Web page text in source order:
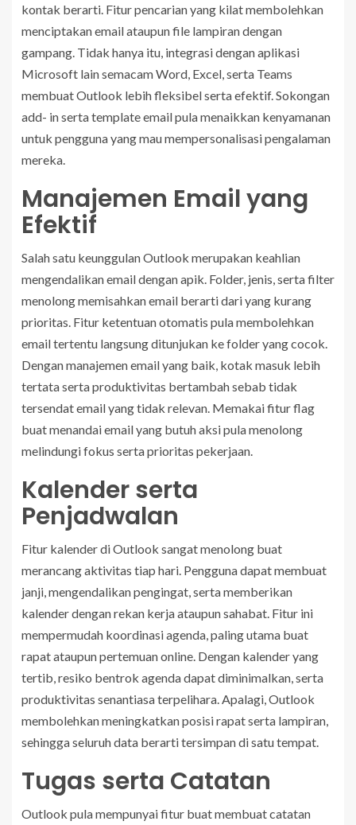
kontak berarti. Fitur pencarian yang kilat membolehkan
menciptakan email ataupun file lampiran dengan
gampang. Tidak hanya itu, integrasi dengan aplikasi
Microsoft lain semacam Word, Excel, serta Teams
membuat Outlook lebih fleksibel serta efektif. Sokongan
add- in serta template email pula menaikkan kenyamanan
untuk pengguna yang mau mempersonalisasi pengalaman
mereka.
Manajemen Email yang
Efektif
Salah satu keunggulan Outlook merupakan keahlian
mengendalikan email dengan apik. Folder, jenis, serta filter
menolong memisahkan email berarti dari yang kurang
prioritas. Fitur ketentuan otomatis pula membolehkan
email tertentu langsung ditunjukan ke folder yang cocok.
Dengan manajemen email yang baik, kotak masuk lebih
tertata serta produktivitas bertambah sebab tidak
tersendat email yang tidak relevan. Memakai fitur flag
buat menandai email yang butuh aksi pula menolong
melindungi fokus serta prioritas pekerjaan.
Kalender serta
Penjadwalan
Fitur kalender di Outlook sangat menolong buat
merancang aktivitas tiap hari. Pengguna dapat membuat
janji, mengendalikan pengingat, serta memberikan
kalender dengan rekan kerja ataupun sahabat. Fitur ini
mempermudah koordinasi agenda, paling utama buat
rapat ataupun pertemuan online. Dengan kalender yang
tertib, resiko bentrok agenda dapat diminimalkan, serta
produktivitas senantiasa terpelihara. Apalagi, Outlook
membolehkan meningkatkan posisi rapat serta lampiran,
sehingga seluruh data berarti tersimpan di satu tempat.
Tugas serta Catatan
Outlook pula mempunyai fitur buat membuat catatan